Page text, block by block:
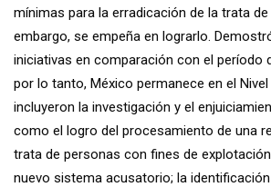
mínimas para la erradicación de la trata
embargo, se empeña en lograrlo.
iniciativas en comparación con el período
por lo tanto, México permanece en el
incluyeron la investigación y el
como el logro del procesamiento de una
trata de personas con fines de
nuevo sistema acusatorio; la